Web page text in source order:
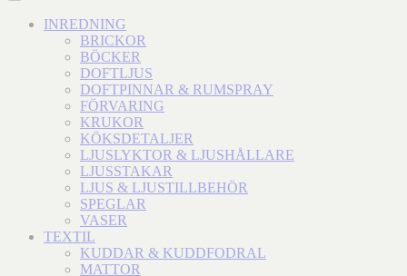
INREDNING
BRICKOR
BÖCKER
DOFTLJUS
DOFTPINNAR & RUMSPRAY
FÖRVARING
KRUKOR
KÖKSDETALJER
LJUSLYKTOR & LJUSHÅLLARE
LJUSSTAKAR
LJUS & LJUSTILLBEHÖR
SPEGLAR
VASER
TEXTIL
KUDDAR & KUDDFODRAL
MATTOR